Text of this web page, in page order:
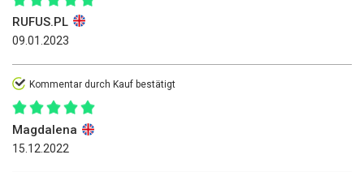
RUFUS.PL
09.01.2023
Kommentar durch Kauf bestätigt
Magdalena
15.12.2022